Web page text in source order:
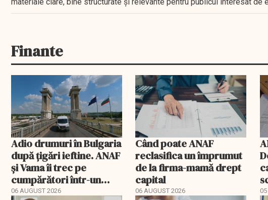
materiale clare, bine structurate și relevante pentru publicul interesat de
Finante
Adio drumuri în Bulgaria
după țigări ieftine. ANAF
și Vama îi trec pe
cumpărători într-un
registru electronic
06 AUGUST 2026
Când poate ANAF
reclasifica un împrumut
de la firma-mamă drept
capital
06 AUGUST 2026